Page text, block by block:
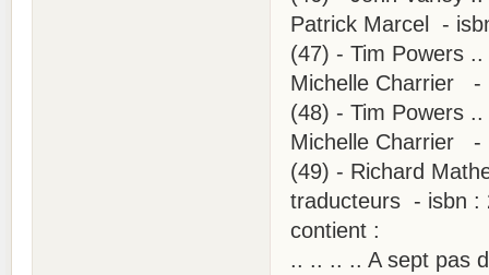
Patrick Marcel -
(47) - Tim Powers
Michelle Charrier -
(48) - Tim Powers
Michelle Charrier -
(49) - Richard
traducteurs - isbn :
contient :
.. .. .. .. A sept pas